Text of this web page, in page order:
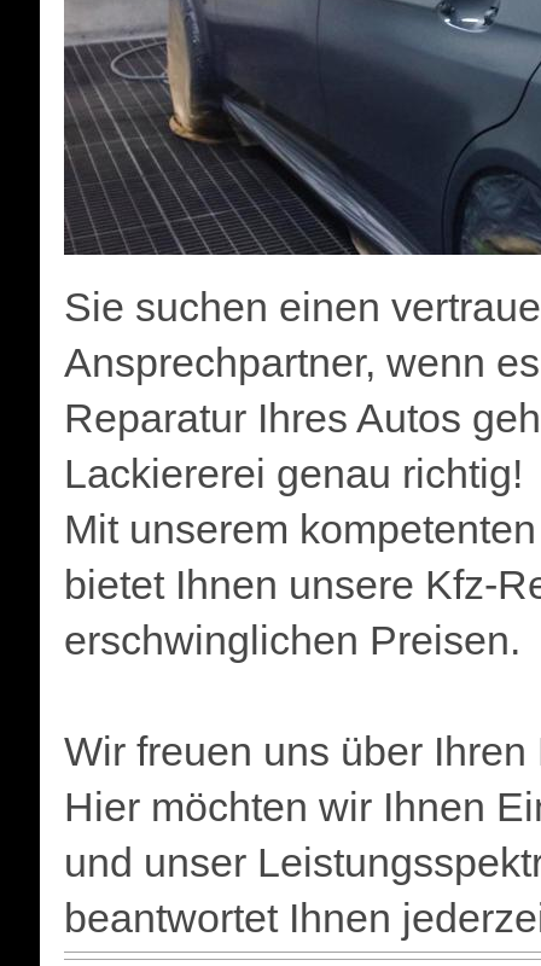
Sie suchen einen
Ansprechpartner, wenn
Reparatur Ihres Autos
Lackiererei genau richtig!
Mit unserem
bietet Ihnen unsere Kfz-
erschwinglichen Preisen.
Wir freuen uns über
Hier möchten wir Ihnen
und unser
beantwortet Ihnen